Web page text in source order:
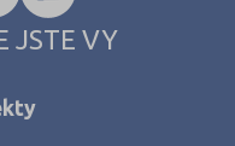
JSTE VY